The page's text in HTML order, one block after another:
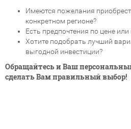
Имеются пожелания
конкретном регионе?
Есть предпочтения по цене
Хотите подобрать лучший
выгодной инвестиции?
Обращайтесь и Ваш
сделать Вам правильный выбор!